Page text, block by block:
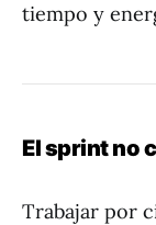
tiempo y
El sprint no
Trabajar por